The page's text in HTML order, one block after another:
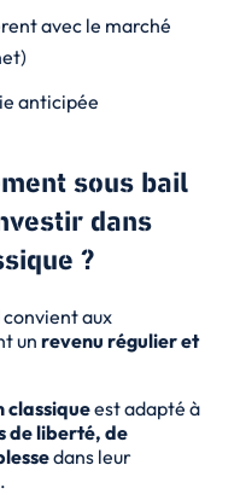
avec le marché
anticipée
sous bail
dans
?
convient aux
un revenu régulier et
classiqueest adapté à
de liberté, de
dans leur